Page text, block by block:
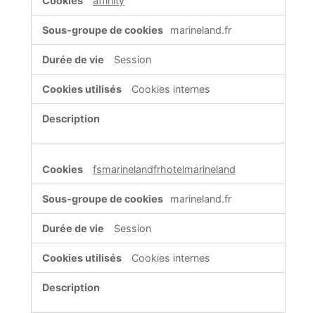
marineland.fr
Session
Cookies internes
fsmarinelandfrhotelmarineland
marineland.fr
Session
Cookies internes